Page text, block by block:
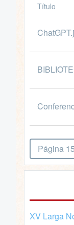
Título
Página
XV Larga